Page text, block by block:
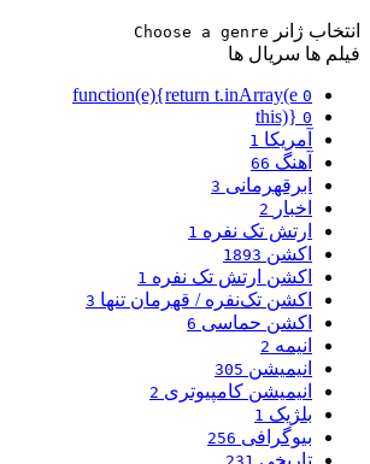
انتخاب ژانر Choose a genre
فیلم ها سریال ها
function(e){return t.inArray(e 0
this)} 0
آمریکا 1
آهنگ 66
ابرقهرمانی 3
اخبار 2
ارتش تک نفره 1
اکشن 1893
اکشن ارتش تک نفره 1
اکشن تک‌نفره / قهرمان تنها 3
اکشن حماسی 6
انیمه 2
انیمیشن 305
انیمیشن کامپیوتری 2
بلژیک 1
بیوگرافی 256
تاریخی